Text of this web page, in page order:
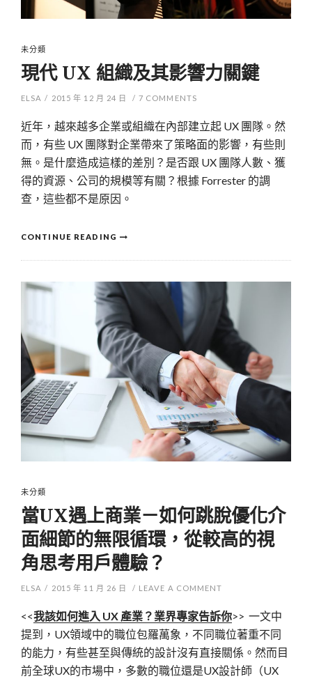
未分類
現代 UX 組織及其影響力關鍵
ELSA / 2015 年 12 月 24 日 / 7 COMMENTS
近年，越來越多企業或組織在內部建立起 UX 團隊。然
而，有些 UX 團隊對企業帶來了策略面的影響，有些則
無。是什麼造成這樣的差別？是否跟 UX 團隊人數、獲
得的資源、公司的規模等有關？根據 Forrester 的調
查，這些都不是原因。
CONTINUE READING
未分類
當UX遇上商業－如何跳脫優化介
面細節的無限循環，從較高的視
角思考用戶體驗？
ELSA / 2015 年 11 月 26 日 / LEAVE A COMMENT
<<我該如何進入 UX 產業？業界專家告訴你>> 一文中
提到，UX領域中的職位包羅萬象，不同職位著重不同
的能力，有些甚至與傳統的設計沒有直接關係。然而目
前全球UX的市場中，多數的職位還是UX設計師（UX